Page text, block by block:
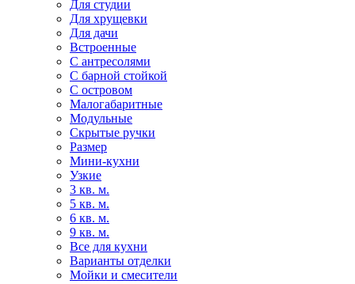
Для студии
Для хрущевки
Для дачи
Встроенные
С антресолями
С барной стойкой
С островом
Малогабаритные
Модульные
Скрытые ручки
Размер
Мини-кухни
Узкие
3 кв. м.
5 кв. м.
6 кв. м.
9 кв. м.
Все для кухни
Варианты отделки
Мойки и смесители